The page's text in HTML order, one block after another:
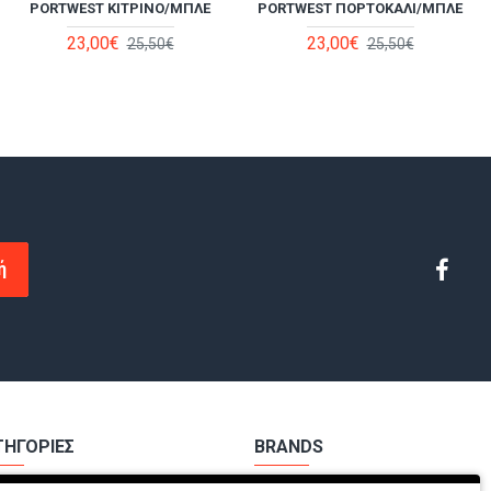
PORTWEST ΚΊΤΡΙΝΟ/ΜΠΛΕ
23,00€ 25,50€
PORTWEST ΠΟΡΤΟΚΑΛΊ/ΜΠΛΕ
23,00€ 25,50€
BRANDS